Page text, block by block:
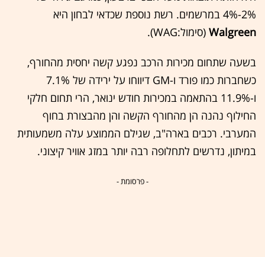
2%-4% במרשמים. רשת נוספת שכדאי לבחון היא
Walgreen (סימול:WAG).
בשעה שתחום מכירות הרכב נפגע קשה יחסית מהחורף,
כשחברות כמו פורד ו-GM דיווחו על ירידה של 7.1%
ו-11.9% בהתאמה במכירות חודש ינואר, הרי תחום חלקי
החילוף נהנה הן מהחורף הקשה והן מהבצורת בחוף
המערבי. רכבים בארה"ב, שגילם הממוצע עלה משמעותית
במיתון, נדרשים לתחלופה רבה יותר במזג אוויר קיצוני.
- פרסומת -